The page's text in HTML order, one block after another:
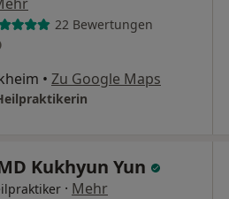
22 Bewertungen
• Zu Google Maps
Kukhyun Yun
· Mehr